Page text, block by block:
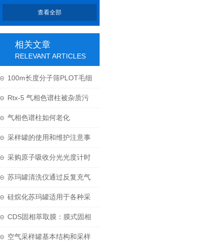
查看全部
相关文章
RELEVANT ARTICLES
100m长度分子筛PLOT毛细
柱应用于无机气体分析
Rtx-5 气相色谱柱被杂质污
染如何解决？
气相色谱柱如何老化
采样罐的使用和维护注意事
项
采购原子吸收分光光度计时
需要注意哪些问题？
苏玛罐清洗仪通过反复充气
和抽气来工作
硅烷化苏玛罐适用于各种采
样的要求
CDS固相萃取膜：膜式固相
萃取技术的原理与应用
空气采样罐基本结构和采样